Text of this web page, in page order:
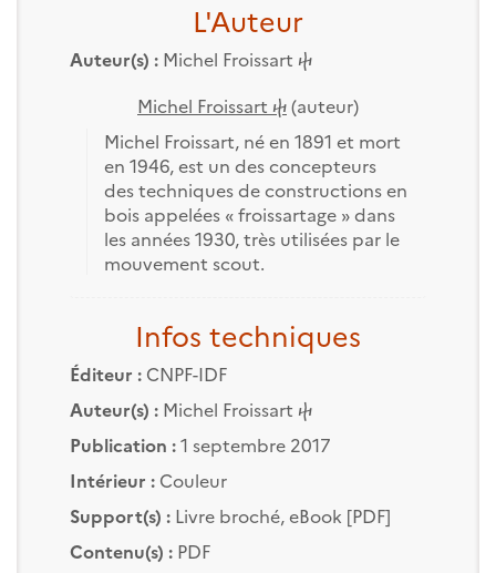
L'Auteur
Auteur(s) : Michel Froissart ⴕ
Michel Froissart ⴕ(auteur)
Michel Froissart, né en 1891 et mort
en 1946, est un des concepteurs
des techniques de constructions en
bois appelées « froissartage » dans
les années 1930, très utilisées par le
mouvement scout.
Infos techniques
Éditeur : CNPF-IDF
Auteur(s) : Michel Froissart ⴕ
Publication :1 septembre 2017
Intérieur :Couleur
Support(s) :Livre broché, eBook [PDF]
Contenu(s) :PDF